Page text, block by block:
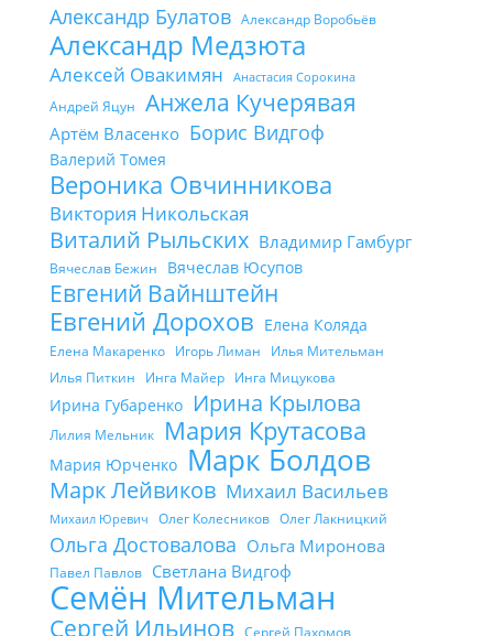
Александр Булатов Александр Воробьёв
Александр Медзюта
Алексей Овакимян Анастасия Сорокина
Андрей Яцун Анжела Кучерявая
Артём Власенко Борис Видгоф
Валерий Томея
Вероника Овчинникова
Виктория Никольская
Виталий Рыльских Владимир Гамбург
Вячеслав Бежин Вячеслав Юсупов
Евгений Вайнштейн
Евгений Дорохов Елена Коляда
Елена Макаренко Игорь Лиман
Илья Мительман
Илья Питкин
Инга Майер Инга Мицукова
Ирина Губаренко Ирина Крылова
Лилия Мельник Мария Крутасова
Мария Юрченко Марк Болдов
Марк Лейвиков Михаил Васильев
Михаил Юревич Олег Колесников Олег Лакницкий
Ольга Достовалова Ольга Миронова
Павел Павлов Светлана Видгоф
Семён Мительман
Сергей Ильинов Сергей Пахомов